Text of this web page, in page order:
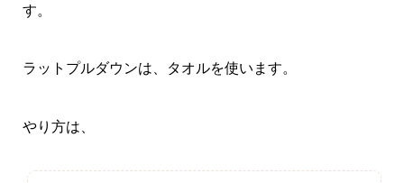
す。
ラットプルダウンは、タオルを使います。
やり方は、